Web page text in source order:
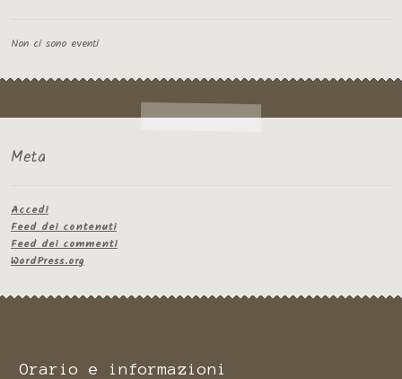
Non ci sono eventi
Meta
Accedi
Feed dei contenuti
Feed dei commenti
WordPress.org
Orario e informazioni